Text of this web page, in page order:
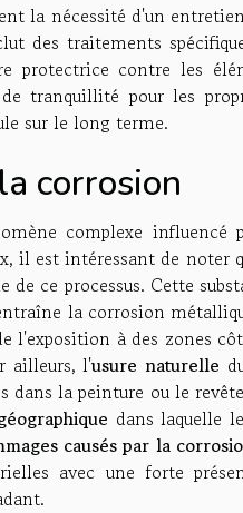
la nécessité d'un
des traitements
protectrice contre les
tranquillité pour les
sur le long terme.
corrosion
complexe influencé
il est intéressant de noter
ce processus. Cette
la corrosion
l'exposition à des zones
ailleurs, l'usure naturelle
dans la peinture ou le
dans laquelle
causés par la
avec une forte